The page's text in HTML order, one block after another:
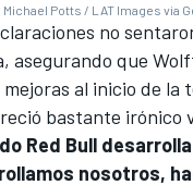
Michael Potts / LAT Images via
no
asegurando que
al inicio de la
bastante irónico
Red Bull
nosotros,